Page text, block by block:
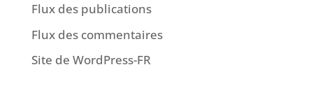
Flux des publications
Flux des commentaires
Site de WordPress-FR